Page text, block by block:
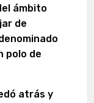
ámbito
de
polo de
atrás y